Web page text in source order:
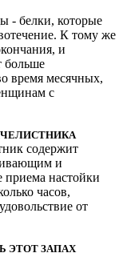
- белки, которые
К тому же
и
больше
время месячных,
с
содержит
и
настойки
часов,
от
ЭТОТ ЗАПАХ